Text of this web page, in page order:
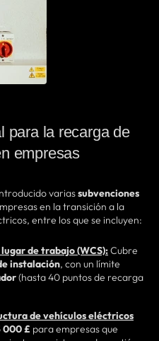
para la recarga de
empresas
variassubvenciones
en la transición a la
entre los que se incluyen:
de trabajo (WCS):Cubre
instalación, con un límite
(hasta 40 puntos de recarga
de vehículos eléctricos
000 £ para empresas que